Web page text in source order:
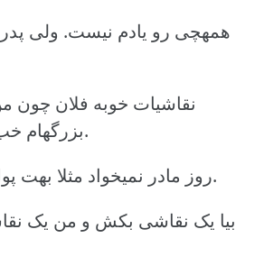
همهچی رو یادم نیست. ولی
نقاشیات خوبه فلان چون
بزرگهام خب هنریتر بودم دیگه.
روز مادر نمیخواد مثلا بهت پول بدم چیزی بخری.
بیا یک نقاشی بکش و من یک